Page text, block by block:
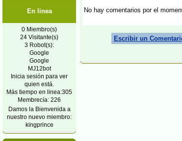
En linea
0 Miembro(s)
24 Visitante(s)
3 Robot(s):
Google
Google
MJ12bot
Inicia sesión para ver
quien está.
Más tiempo en linea:305
Membrecía: 226
Damos la Bienvenida a
nuestro nuevo miembro:
kingprince
No hay comentarios por el
Escribir un